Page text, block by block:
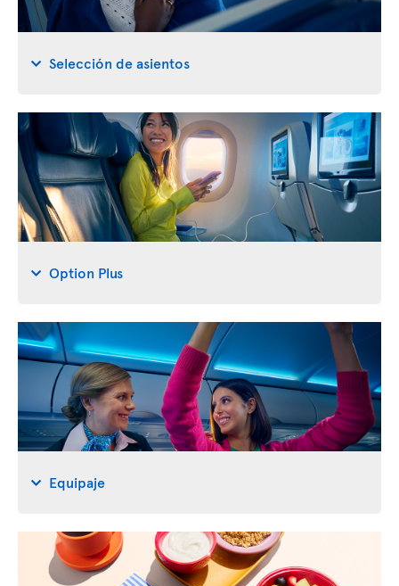
Selección de asientos
Option Plus
Equipaje